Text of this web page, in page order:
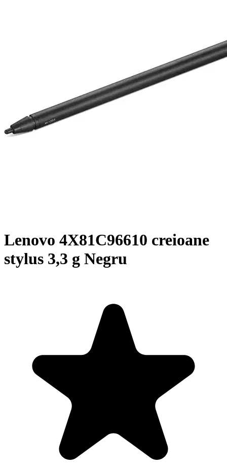
Lenovo 4X81C96610 creioane
stylus 3,3 g Negru